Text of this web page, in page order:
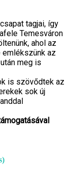
tagjai, így
Temesváron
ahol az
az
meg is
is szövődtek az
sok új